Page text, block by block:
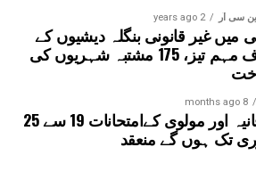
سی آر 2 years ago
میں غیر قانونی بنگلہ دیشیوں کے
خلاف مہم تیز، 175 مشتبہ شہریوں کی
8 months ago
فوقانیہ اور مولوی کےامتحانات 19 سے 25
تک ہوں گے منعقد